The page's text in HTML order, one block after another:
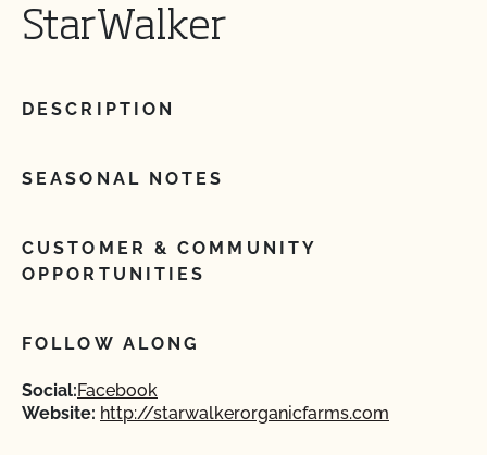
StarWalker
DESCRIPTION
SEASONAL NOTES
CUSTOMER & COMMUNITY
OPPORTUNITIES
FOLLOW ALONG
Social:Facebook
Website: http://starwalkerorganicfarms.com